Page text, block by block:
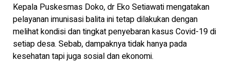
Kepala Puskesmas Doko, dr Eko Setiawati mengatakan
pelayanan imunisasi balita ini tetap dilakukan dengan
melihat kondisi dan tingkat penyebaran kasus Covid-19 di
setiap desa. Sebab, dampaknya tidak hanya pada
kesehatan tapi juga sosial dan ekonomi.